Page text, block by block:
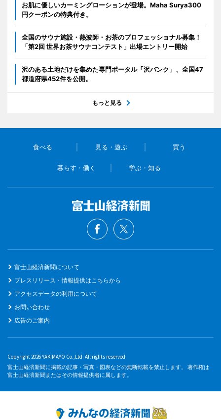
お肌に優しいカーミングローションが登場。Maha Surya300
円クーポンの特典付き。
全国のサウナ施設・熱波師・お茶のプロフェッショナル募集！
「第2回 世界お茶サウナコンテスト」出場エントリー開始
沢のある土地だけを集めた専門ポータル「沢バンク」、全国47
都道府県452件を公開。
もっと見る
食べる 見る・遊ぶ 買う
暮らす・働く 学ぶ・知る
富士山経済新聞について
プレスリリース・情報提供はこちらから
アクセスデータの利用について
お問い合わせ
広告のご案内
Copyright 2026 YAKIMAYO Co.,Ltd. All rights reserved.
富士山経済新聞に掲載の記事・写真・図表などの無断転載を禁止します。 著作権は
富士山経済新聞またはその情報提供者に属します。